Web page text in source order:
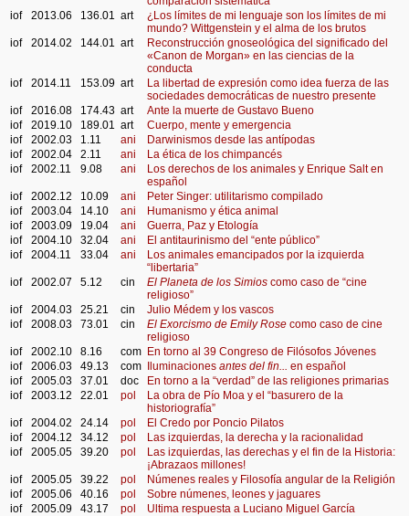
iof
2013.06 136.01 art
¿Los límites de mi lenguaje son los límites de mi
mundo? Wittgenstein y el alma de los brutos
iof
2014.02 144.01 art
Reconstrucción gnoseológica del significado del
«Canon de Morgan» en las ciencias de la
conducta
iof
2014.11 153.09 art
La libertad de expresión como idea fuerza de las
sociedades democráticas de nuestro presente
iof
2016.08 174.43 art
Ante la muerte de Gustavo Bueno
iof
2019.10 189.01 art
Cuerpo, mente y emergencia
iof
2002.03 1.11 ani
Darwinismos desde las antípodas
iof
2002.04 2.11 ani
La ética de los chimpancés
iof
2002.11 9.08 ani
Los derechos de los animales y Enrique Salt en
español
iof
2002.12 10.09 ani
Peter Singer: utilitarismo compilado
iof
2003.04 14.10 ani
Humanismo y ética animal
iof
2003.09 19.04 ani
Guerra, Paz y Etología
iof
2004.10 32.04 ani
El antitaurinismo del “ente público”
iof
2004.11 33.04 ani
Los animales emancipados por la izquierda
“libertaria”
iof
2002.07 5.12 cin El Planeta de los Simioscomo caso de “cine
religioso”
iof
2004.03 25.21 cin
Julio Médem y los vascos
iof
2008.03 73.01 cin El Exorcismo de Emily Rosecomo caso de cine
religioso
iof
2002.10 8.16 com En torno al 39 Congreso de Filósofos Jóvenes
iof
2006.03 49.13 com Iluminaciones antes del fin... en español
iof
2005.03 37.01 doc
En torno a la “verdad” de las religiones primarias
iof
2003.12 22.01 pol
La obra de Pío Moa y el “basurero de la
historiografía”
iof
2004.02 24.14 pol
El Credo por Poncio Pilatos
iof
2004.12 34.12 pol
Las izquierdas, la derecha y la racionalidad
iof
2005.05 39.20 pol
Las izquierdas, las derechas y el fin de la Historia:
¡Abrazaos millones!
iof
2005.05 39.22 pol
Númenes reales y Filosofía angular de la Religión
iof
2005.06 40.16 pol
Sobre númenes, leones y jaguares
iof
2005.09 43.17 pol
Ultima respuesta a Luciano Miguel García